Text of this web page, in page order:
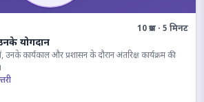
10 प्रश्न · 5 मिनट
योगदान
कार्यकाल और प्रशासन के दौरान अंतरिक्ष कार्यक्रम की